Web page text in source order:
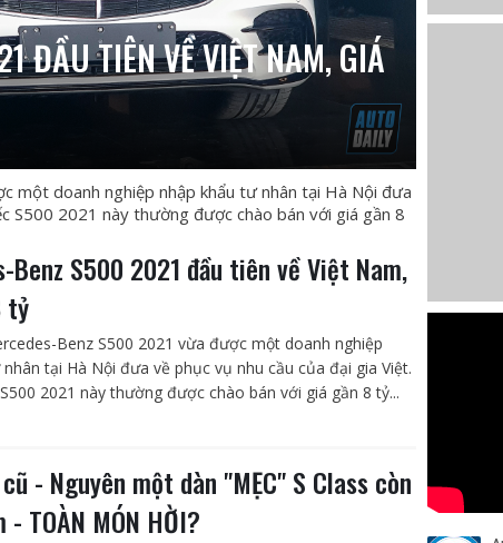
ĐẦU TIÊN VỀ VIỆT NAM, GIÁ
một doanh nghiệp nhập khẩu tư nhân tại Hà Nội đưa
S500 2021 này thường được chào bán với giá gần 8
Benz S500 2021 đầu tiên về Việt Nam,
tỷ
Benz S500 2021 vừa được một doanh nghiệp
tại Hà Nội đưa về phục vụ nhu cầu của đại gia Việt.
2021 này thường được chào bán với giá gần 8 tỷ...
- Nguyên một dàn "MẸC" S Class còn
TOÀN MÓN HỜI?